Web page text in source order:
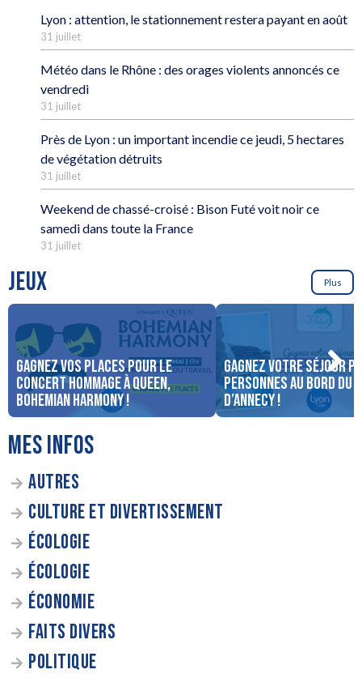
Lyon : attention, le stationnement restera payant en août
31 juillet
Météo dans le Rhône : des orages violents annoncés ce
vendredi
31 juillet
Près de Lyon : un important incendie ce jeudi, 5 hectares
de végétation détruits
31 juillet
Weekend de chassé-croisé : Bison Futé voit noir ce
samedi dans toute la France
31 juillet
JEUX Plus
Gagnez vos places pour le
concert Hommage à Queen,
Bohemian Harmony !
Gagnez votre séjour
personnes au bord du
d’Annecy !
MES INFOS
AUTRES
CULTURE ET DIVERTISSEMENT
ÉCOLOGIE
ÉCOLOGIE
ÉCONOMIE
FAITS DIVERS
POLITIQUE